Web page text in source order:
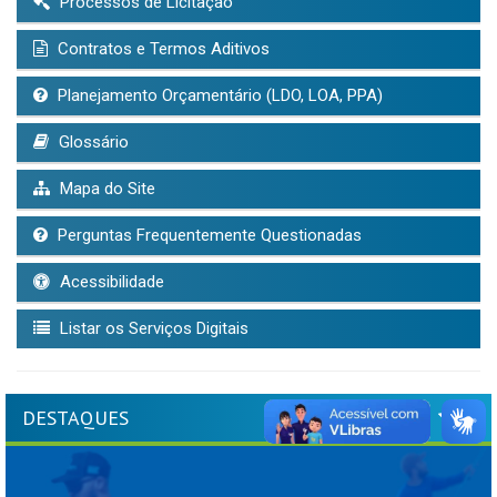
Contratos e Termos Aditivos
Planejamento Orçamentário (LDO, LOA, PPA)
Glossário
Mapa do Site
Perguntas Frequentemente Questionadas
Acessibilidade
Listar os Serviços Digitais
DESTAQUES